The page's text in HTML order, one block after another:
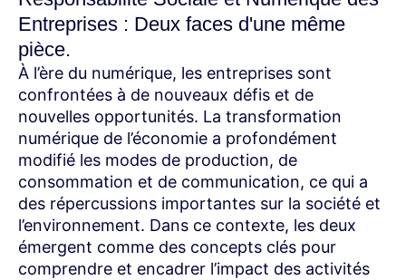
Entreprises : Deux faces d'une même
pièce.
À l’ère du numérique, les entreprises sont
confrontées à de nouveaux défis et de
nouvelles opportunités. La transformation
numérique de l’économie a profondément
modifié les modes de production, de
consommation et de communication, ce qui a
des répercussions importantes sur la société et
l’environnement. Dans ce contexte, les deux
émergent comme des concepts clés pour
comprendre et encadrer l’impact des activités